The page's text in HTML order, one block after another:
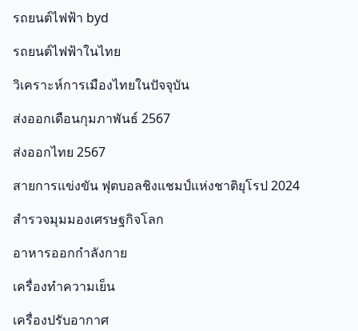
รถยนต์ไฟฟ้า byd
รถยนต์ไฟฟ้าในไทย
วิเคราะห์การเมืองไทยในปัจจุบัน
ส่งออกเดือนกุมภาพันธ์ 2567
ส่งออกไทย 2567
สายการแข่งขัน ฟุตบอลชิงแชมป์แห่งชาติยุโรป 2024
สำรวจมุมมองเศรษฐกิจโลก
อาหารออกกําลังกาย
เครื่องทำความเย็น
เครื่องปรับอากาศ